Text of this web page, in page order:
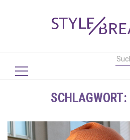
SCHLAGWORT: